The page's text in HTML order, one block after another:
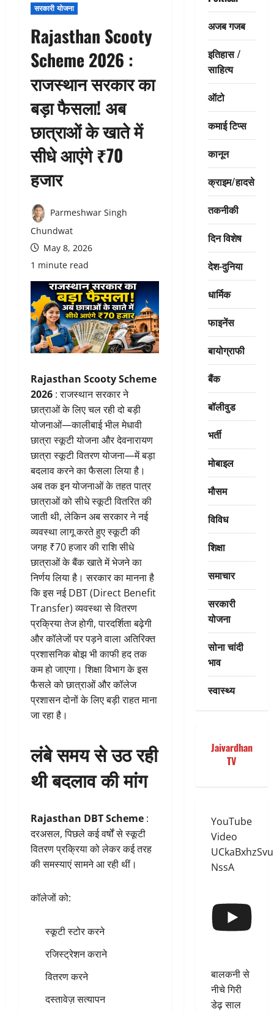
सरकारी योजना
Rajasthan Scooty
Scheme 2026 :
राजस्थान सरकार का
बड़ा फैसला! अब
छात्राओं के खाते में
सीधे आएंगे ₹70
हजार
Parmeshwar Singh
Chundwat
May 8, 2026
1 minute read
Rajasthan Scooty Scheme
2026 : राजस्थान सरकार ने
छात्राओं के लिए चल रही दो बड़ी
योजनाओं—कालीबाई भील मेधावी
छात्रा स्कूटी योजना और देवनारायण
छात्रा स्कूटी वितरण योजना—में बड़ा
बदलाव करने का फैसला लिया है।
अब तक इन योजनाओं के तहत पात्र
छात्राओं को सीधे स्कूटी वितरित की
जाती थी, लेकिन अब सरकार ने नई
व्यवस्था लागू करते हुए स्कूटी की
जगह ₹70 हजार की राशि सीधे
छात्राओं के बैंक खाते में भेजने का
निर्णय लिया है। सरकार का मानना है
कि इस नई DBT (Direct Benefit
Transfer) व्यवस्था से वितरण
प्रक्रिया तेज होगी, पारदर्शिता बढ़ेगी
और कॉलेजों पर पड़ने वाला अतिरिक्त
प्रशासनिक बोझ भी काफी हद तक
कम हो जाएगा। शिक्षा विभाग के इस
फैसले को छात्राओं और कॉलेज
प्रशासन दोनों के लिए बड़ी राहत माना
जा रहा है।
लंबे समय से उठ रही
थी बदलाव की मांग
Rajasthan DBT Scheme :
दरअसल, पिछले कई वर्षों से स्कूटी
वितरण प्रक्रिया को लेकर कई तरह
की समस्याएं सामने आ रही थीं।
कॉलेजों को:
स्कूटी स्टोर करने
रजिस्ट्रेशन कराने
वितरण करने
दस्तावेज़ सत्यापन
अजब गजब
इतिहास /
साहित्य
ऑटो
कमाई टिप्स
कानून
क्राइम/हादसे
तकनीकी
दिन विशेष
देश-दुनिया
धार्मिक
फाइनेंस
बायोग्राफी
बैंक
बॉलीवुड
भर्ती
मोबाइल
मौसम
विविध
शिक्षा
समाचार
सरकारी
योजना
सोना चांदी
भाव
स्वास्थ्य
Jaivardhan
TV
YouTube
Video
NssA
बालकनी से
नीचे गिरी
डेढ़ साल